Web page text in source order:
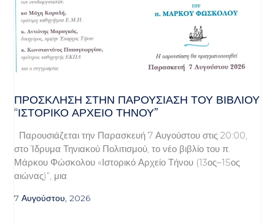
ΠΡΌΣΚΛΗΣΗ ΣΤΗΝ ΠΑΡΟΥΣΊΑΣΗ ΤΟΥ ΒΙΒΛΊΟΥ
“ΙΣΤΟΡΙΚΌ ΑΡΧΕΊΟ ΤΉΝΟΥ”
Παρουσιάζεται την Παρασκευή 7 Αυγούστου στις 20:00,
στο Ίδρυμα Τηνιακού Πολιτισμού, το νέο βιβλίο του π.
Μάρκου Φώσκολου «Ιστορικό Αρχείο Τήνου (13ος–15ος
αιώνας)”, μια
7 Αυγούστου, 2026